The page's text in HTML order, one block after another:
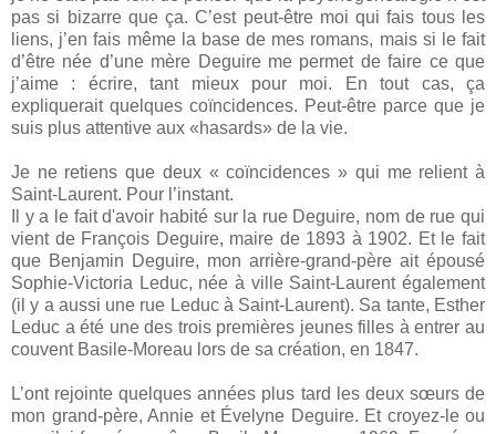
pas si bizarre que ça. C’est peut-être moi qui fais tous les
liens, j’en fais même la base de mes romans, mais si le fait
d’être née d’une mère Deguire me permet de faire ce que
j’aime : écrire, tant mieux pour moi. En tout cas, ça
expliquerait quelques coïncidences. Peut-être parce que je
suis plus attentive aux «hasards» de la vie.
Je ne retiens que deux « coïncidences » qui me relient à
Saint-Laurent. Pour l’instant.
Il y a le fait d'avoir habité sur la rue Deguire, nom de rue qui
vient de François Deguire, maire de 1893 à 1902. Et le fait
que Benjamin Deguire, mon arrière-grand-père ait épousé
Sophie-Victoria Leduc, née à ville Saint-Laurent également
(il y a aussi une rue Leduc à Saint-Laurent). Sa tante, Esther
Leduc a été une des trois premières jeunes filles à entrer au
couvent Basile-Moreau lors de sa création, en 1847.
L’ont rejointe quelques années plus tard les deux sœurs de
mon grand-père, Annie et Évelyne Deguire. Et croyez-le ou